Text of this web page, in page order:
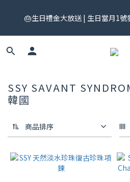
領券中心領，碼碼
🎂生日禮金大放送 | 生日當月1
🎟️ 免運券來了！每月 25 號準時開
SSY SAVANT
韓國
商品排序